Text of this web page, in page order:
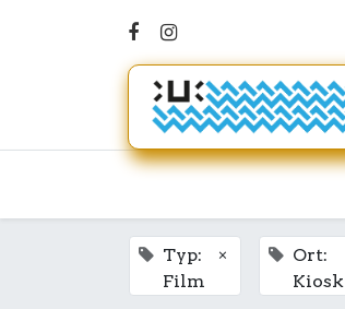
Typ:
Film
×
Ort:
Kiosk